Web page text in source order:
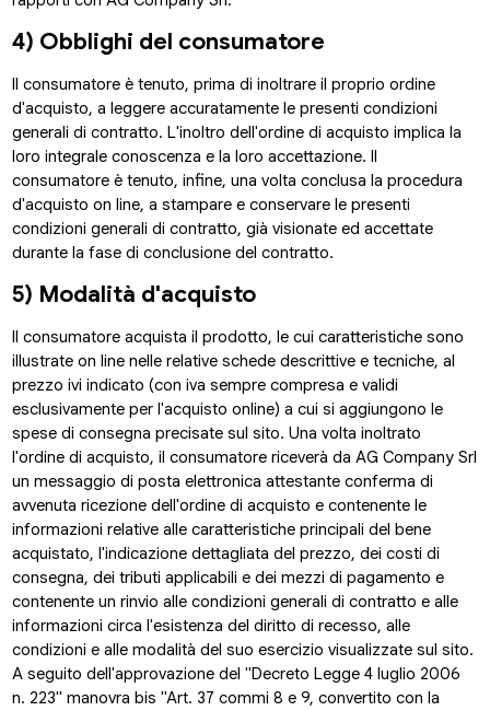
4) Obblighi del consumatore
Il consumatore è tenuto, prima di inoltrare il proprio ordine
d'acquisto, a leggere accuratamente le presenti condizioni
generali di contratto. L'inoltro dell'ordine di acquisto implica la
loro integrale conoscenza e la loro accettazione. Il
consumatore è tenuto, infine, una volta conclusa la procedura
d'acquisto on line, a stampare e conservare le presenti
condizioni generali di contratto, già visionate ed accettate
durante la fase di conclusione del contratto.
5) Modalità d'acquisto
Il consumatore acquista il prodotto, le cui caratteristiche sono
illustrate on line nelle relative schede descrittive e tecniche, al
prezzo ivi indicato (con iva sempre compresa e validi
esclusivamente per l'acquisto online) a cui si aggiungono le
spese di consegna precisate sul sito. Una volta inoltrato
l'ordine di acquisto, il consumatore riceverà da AG Company Srl
un messaggio di posta elettronica attestante conferma di
avvenuta ricezione dell'ordine di acquisto e contenente le
informazioni relative alle caratteristiche principali del bene
acquistato, l'indicazione dettagliata del prezzo, dei costi di
consegna, dei tributi applicabili e dei mezzi di pagamento e
contenente un rinvio alle condizioni generali di contratto e alle
informazioni circa l'esistenza del diritto di recesso, alle
condizioni e alle modalità del suo esercizio visualizzate sul sito.
A seguito dell'approvazione del "Decreto Legge 4 luglio 2006
n. 223" manovra bis "Art. 37 commi 8 e 9, convertito con la